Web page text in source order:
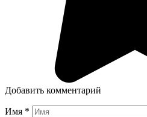
Добавить комментарий
Имя *